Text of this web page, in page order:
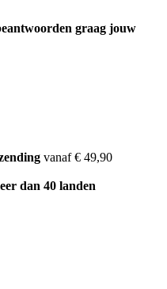
graag jouw
vanaf € 49,90
dan 40 landen